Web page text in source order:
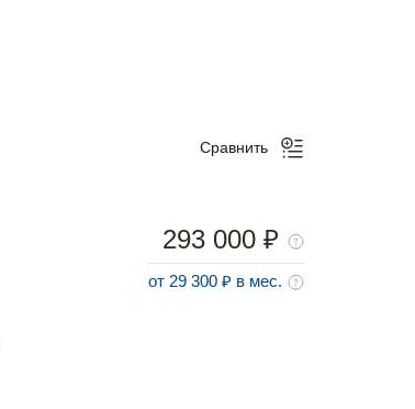
Сравнить
293 000 ₽
от 29 300 ₽ в мес.